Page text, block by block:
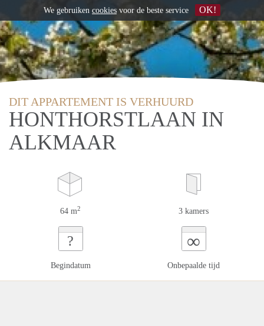
DIT APPARTEMENT IS VERHUURD
HONTHORSTLAAN IN
ALKMAAR
64 m2 3 kamers
?
Begindatum
∞
Onbepaalde tijd
We gebruiken cookies voor de beste service OK!